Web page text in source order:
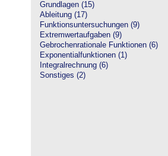
Grundlagen (15)
Ableitung (17)
Funktionsuntersuchungen (9)
Extremwertaufgaben (9)
Gebrochenrationale Funktionen (6)
Exponentialfunktionen (1)
Integralrechnung (6)
Sonstiges (2)